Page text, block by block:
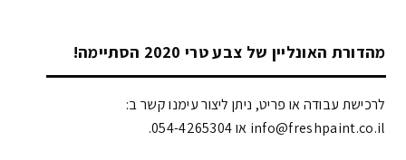
מהדורת האונליין של צבע טרי 2020 הסתיימה!
לרכישת עבודה או פריט, ניתן ליצור עימנו קשר ב:
info@freshpaint.co.il‏ או 054-4265304.